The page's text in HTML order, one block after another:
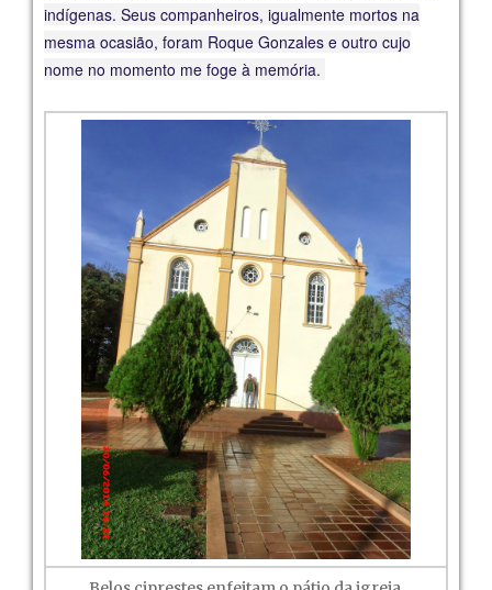
indígenas. Seus companheiros, igualmente mortos na
mesma ocasião, foram Roque Gonzales e outro cujo
nome no momento me foge à memória.